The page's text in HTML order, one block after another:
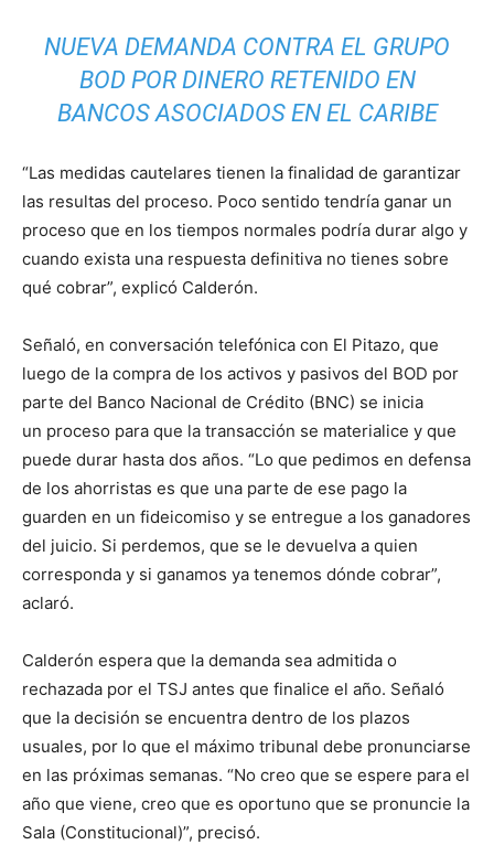
NUEVA DEMANDA CONTRA EL GRUPO
BOD POR DINERO RETENIDO EN
BANCOS ASOCIADOS EN EL CARIBE
“Las medidas cautelares tienen la finalidad de garantizar
las resultas del proceso. Poco sentido tendría ganar un
proceso que en los tiempos normales podría durar algo y
cuando exista una respuesta definitiva no tienes sobre
qué cobrar”, explicó Calderón.
Señaló, en conversación telefónica con El Pitazo, que
luego de la compra de los activos y pasivos del BOD por
parte del Banco Nacional de Crédito (BNC) se inicia
un proceso para que la transacción se materialice y que
puede durar hasta dos años. “Lo que pedimos en defensa
de los ahorristas es que una parte de ese pago la
guarden en un fideicomiso y se entregue a los ganadores
del juicio. Si perdemos, que se le devuelva a quien
corresponda y si ganamos ya tenemos dónde cobrar”,
aclaró.
Calderón espera que la demanda sea admitida o
rechazada por el TSJ antes que finalice el año. Señaló
que la decisión se encuentra dentro de los plazos
usuales, por lo que el máximo tribunal debe pronunciarse
en las próximas semanas. “No creo que se espere para el
año que viene, creo que es oportuno que se pronuncie la
Sala (Constitucional)”, precisó.